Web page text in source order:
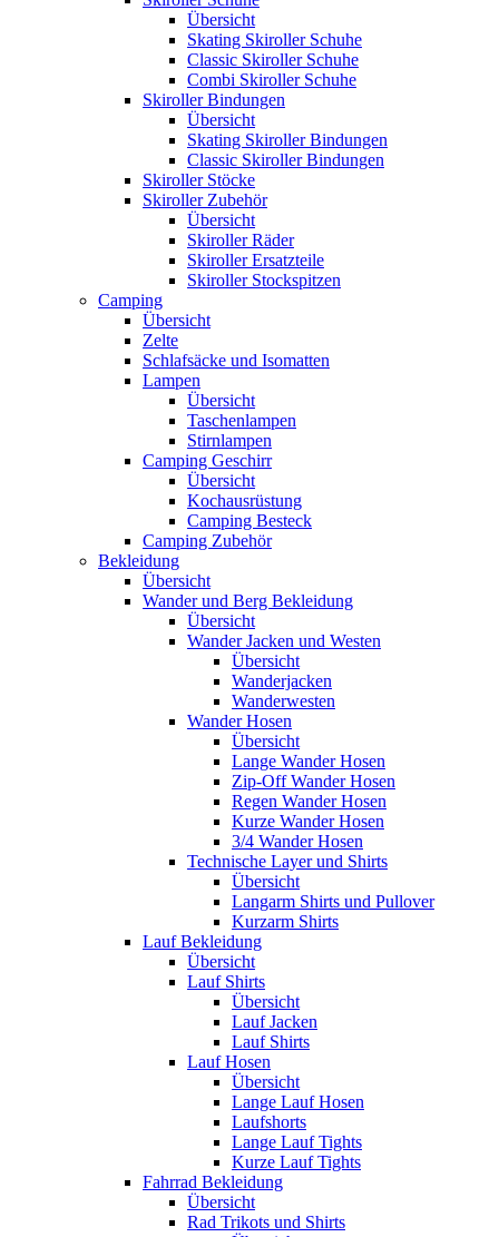
Übersicht
Skating Skiroller Schuhe
Classic Skiroller Schuhe
Combi Skiroller Schuhe
Skiroller Bindungen
Übersicht
Skating Skiroller Bindungen
Classic Skiroller Bindungen
Skiroller Stöcke
Skiroller Zubehör
Übersicht
Skiroller Räder
Skiroller Ersatzteile
Skiroller Stockspitzen
Camping
Übersicht
Zelte
Schlafsäcke und Isomatten
Lampen
Übersicht
Taschenlampen
Stirnlampen
Camping Geschirr
Übersicht
Kochausrüstung
Camping Besteck
Camping Zubehör
Bekleidung
Übersicht
Wander und Berg Bekleidung
Übersicht
Wander Jacken und Westen
Übersicht
Wanderjacken
Wanderwesten
Wander Hosen
Übersicht
Lange Wander Hosen
Zip-Off Wander Hosen
Regen Wander Hosen
Kurze Wander Hosen
3/4 Wander Hosen
Technische Layer und Shirts
Übersicht
Langarm Shirts und Pullover
Kurzarm Shirts
Lauf Bekleidung
Übersicht
Lauf Shirts
Übersicht
Lauf Jacken
Lauf Shirts
Lauf Hosen
Übersicht
Lange Lauf Hosen
Laufshorts
Lange Lauf Tights
Kurze Lauf Tights
Fahrrad Bekleidung
Übersicht
Rad Trikots und Shirts